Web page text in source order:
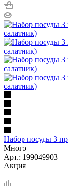
Набор посуды 3
Много
Арт.: 199049903
Акция